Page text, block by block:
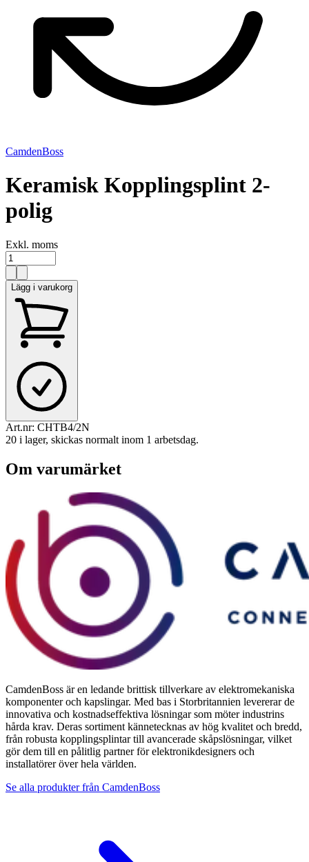
CamdenBoss
Keramisk Kopplingsplint 2-
polig
Exkl. moms
Lägg i varukorg
Art.nr: CHTB4/2N
20 i lager, skickas normalt inom 1 arbetsdag.
Om varumärket
CamdenBoss är en ledande brittisk tillverkare av elektromekaniska
komponenter och kapslingar. Med bas i Storbritannien levererar de
innovativa och kostnadseffektiva lösningar som möter industrins
hårda krav. Deras sortiment kännetecknas av hög kvalitet och bredd,
från robusta kopplingsplintar till avancerade skåpslösningar, vilket
gör dem till en pålitlig partner för elektronikdesigners och
installatörer över hela världen.
Se alla produkter från CamdenBoss